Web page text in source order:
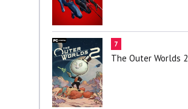
7
The Outer Worlds 2